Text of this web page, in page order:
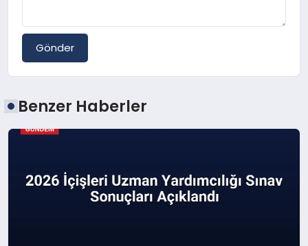
Gönder
Benzer Haberler